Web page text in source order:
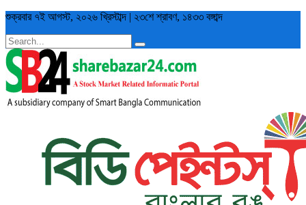
শুক্রবার ৭ই আগস্ট, ২০২৬ খ্রিস্টাব্দ | ২৩শে শ্রাবণ, ১৪৩৩ বঙ্গাব্দ